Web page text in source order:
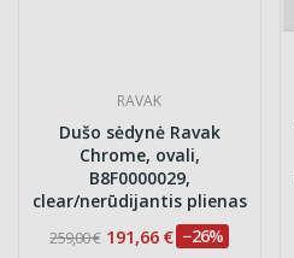
RAVAK
Dušo sėdynė Ravak
Chrome, ovali,
B8F0000029,
clear/nerūdijantis plienas
259,00 € 191,66 € −26%